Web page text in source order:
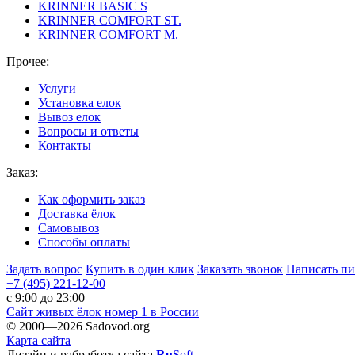
KRINNER BASIC S
KRINNER COMFORT ST.
KRINNER COMFORT М.
Прочее:
Услуги
Установка елок
Вывоз елок
Вопросы и ответы
Контакты
Заказ:
Как оформить заказ
Доставка ёлок
Самовывоз
Способы оплаты
Задать вопрос Купить в один клик Заказать звонок Написать
+7 (495) 221-12-00
c 9:00 до 23:00
Сайт живых ёлок номер 1 в России
© 2000—2026 Sadovod.org
Карта сайта